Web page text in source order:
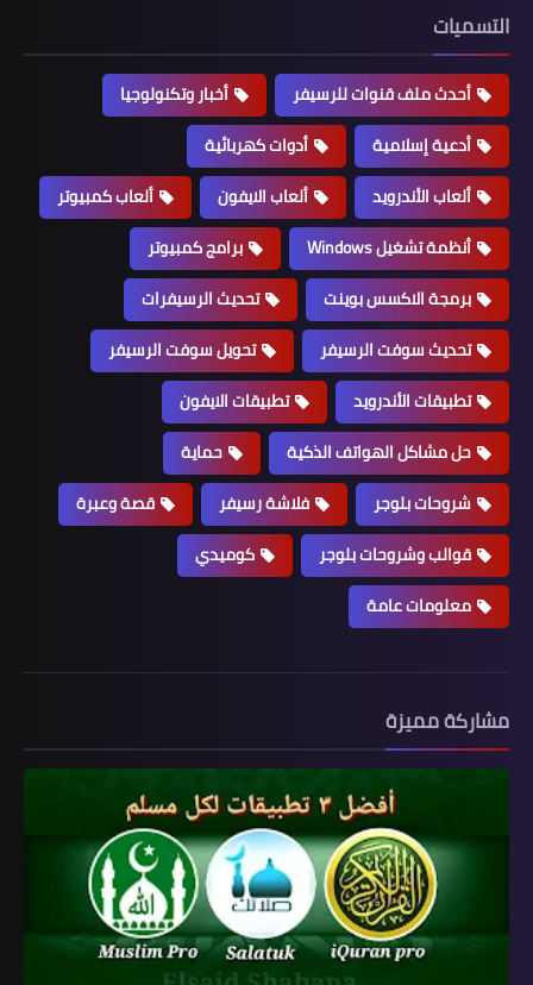
التسميات
أحدث ملف قنوات للرسيفر
أخبار وتكنولوجيا
أدعية إسلامية
أدوات كهربائية
ألعاب الأندرويد
ألعاب الايفون
ألعاب كمبيوتر
أنظمة تشغيل Windows
برامج كمبيوتر
برمجة الاكسس بوينت
تحديث الرسيفرات
تحديث سوفت الرسيفر
تحويل سوفت الرسيفر
تطبيقات الأندرويد
تطبيقات الايفون
حل مشاكل الهواتف الذكية
حماية
شروحات بلوجر
فلاشة رسيفر
قصة وعبرة
قوالب وشروحات بلوجر
كوميدي
معلومات عامة
مشاركة مميزة